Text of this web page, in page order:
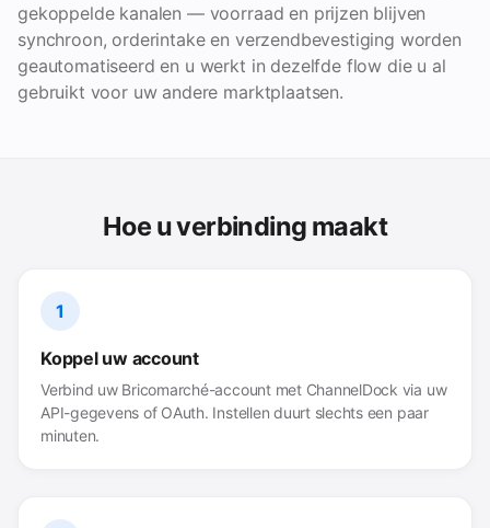
gekoppelde kanalen — voorraad en prijzen blijven
synchroon, orderintake en verzendbevestiging worden
geautomatiseerd en u werkt in dezelfde flow die u al
gebruikt voor uw andere marktplaatsen.
Hoe u verbinding maakt
1
Koppel uw account
Verbind uw Bricomarché-account met ChannelDock via uw
API-gegevens of OAuth. Instellen duurt slechts een paar
minuten.